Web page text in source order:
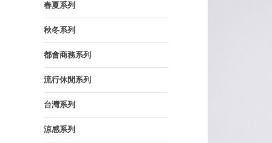
春夏系列
秋冬系列
都會商務系列
流行休閒系列
台灣系列
涼感系列